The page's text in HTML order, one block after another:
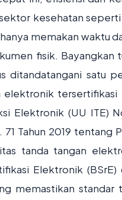
kesehatan
memakan waktu
fisik.
ditandatangani satu
Elektronik (UU ITE)
Tahun 2019
tanda tangan
Elektronik
memastikan